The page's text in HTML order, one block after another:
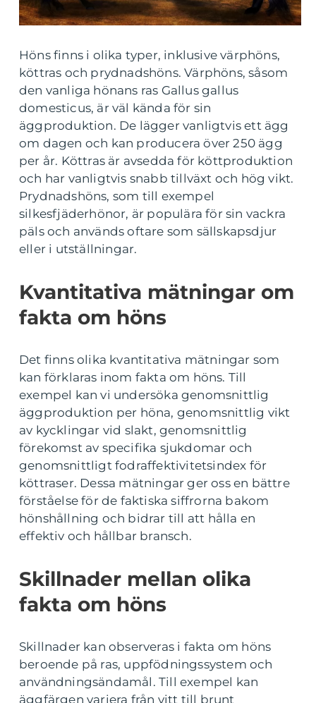
Höns finns i olika typer, inklusive värphöns,
köttras och prydnadshöns. Värphöns, såsom
den vanliga hönans ras Gallus gallus
domesticus, är väl kända för sin
äggproduktion. De lägger vanligtvis ett ägg
om dagen och kan producera över 250 ägg
per år. Köttras är avsedda för köttproduktion
och har vanligtvis snabb tillväxt och hög vikt.
Prydnadshöns, som till exempel
silkesfjäderhönor, är populära för sin vackra
päls och används oftare som sällskapsdjur
eller i utställningar.
Kvantitativa mätningar om
fakta om höns
Det finns olika kvantitativa mätningar som
kan förklaras inom fakta om höns. Till
exempel kan vi undersöka genomsnittlig
äggproduktion per höna, genomsnittlig vikt
av kycklingar vid slakt, genomsnittlig
förekomst av specifika sjukdomar och
genomsnittligt fodraffektivitetsindex för
köttraser. Dessa mätningar ger oss en bättre
förståelse för de faktiska siffrorna bakom
hönshållning och bidrar till att hålla en
effektiv och hållbar bransch.
Skillnader mellan olika
fakta om höns
Skillnader kan observeras i fakta om höns
beroende på ras, uppfödningssystem och
användningsändamål. Till exempel kan
äggfärgen variera från vitt till brunt